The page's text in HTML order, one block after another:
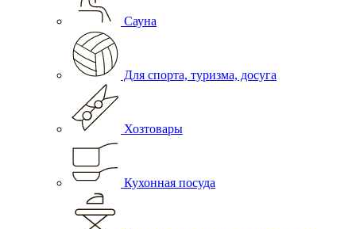
Сауна
Для спорта, туризма, досуга
Хозтовары
Кухонная посуда